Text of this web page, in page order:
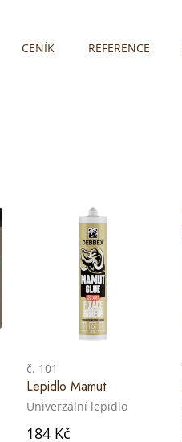
CENÍK REFERENCE
č. 101
Lepidlo Mamut
Univerzální lepidlo
184 Kč